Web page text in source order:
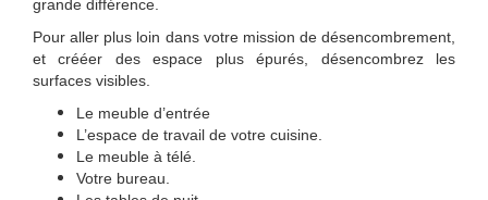
grande différence.
Pour aller plus loin dans votre mission de désencombrement,
et crééer des espace plus épurés, désencombrez les
surfaces visibles.
Le meuble d’entrée
L’espace de travail de votre cuisine.
Le meuble à télé.
Votre bureau.